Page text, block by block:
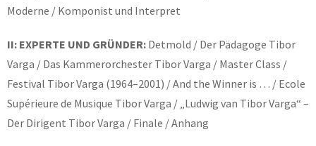
Moderne / Komponist und Interpret
II: EXPERTE UND GRÜNDER: Detmold / Der Pädagoge Tibor
Varga / Das Kammerorchester Tibor Varga / Master Class /
Festival Tibor Varga (1964–2001) / And the Winner is … / Ecole
Supérieure de Musique Tibor Varga / „Ludwig van Tibor Varga“ –
Der Dirigent Tibor Varga / Finale / Anhang